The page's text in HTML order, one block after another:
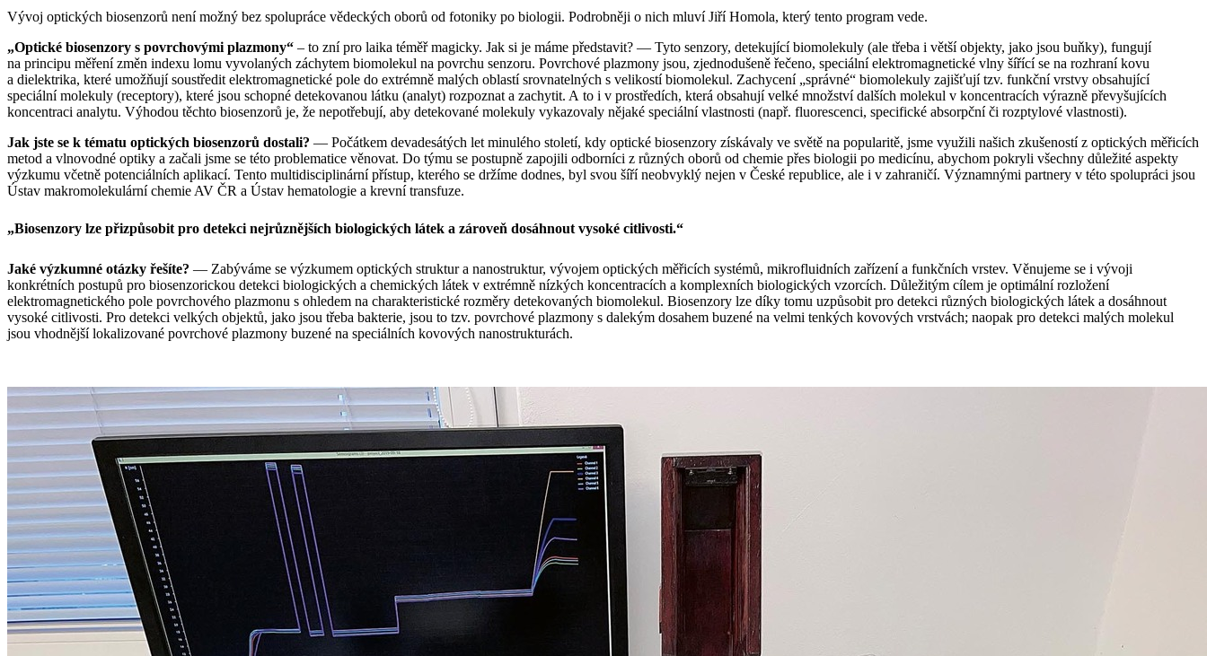
Vývoj optických biosenzorů není možný bez spolupráce vědeckých oborů od fotoniky po biologii. Podrobněji o nich mluví Jiří Homola, který tento program vede.
„Optické biosenzory s povrchovými plazmony“ – to zní pro laika téměř magicky. Jak si je máme představit? — Tyto senzory, detekující biomolekuly (ale třeba i větší objekty, jako jsou buňky), fungují
na principu měření změn indexu lomu vyvolaných záchytem biomolekul na povrchu senzoru. Povrchové plazmony jsou, zjednodušeně řečeno, speciální elektromagnetické vlny šířící se na rozhraní kovu
a dielektrika, které umožňují soustředit elektromagnetické pole do extrémně malých oblastí srovnatelných s velikostí biomolekul. Zachycení „správné“ biomolekuly zajišťují tzv. funkční vrstvy obsahující
speciální molekuly (receptory), které jsou schopné detekovanou látku (analyt) rozpoznat a zachytit. A to i v prostředích, která obsahují velké množství dalších molekul v koncentracích výrazně převyšujících
koncentraci analytu. Výhodou těchto biosenzorů je, že nepotřebují, aby detekované molekuly vykazovaly nějaké speciální vlastnosti (např. fluorescenci, specifické absorpční či rozptylové vlastnosti).
Jak jste se k tématu optických biosenzorů dostali? — Počátkem devadesátých let minulého století, kdy optické biosenzory získávaly ve světě na popularitě, jsme využili našich zkušeností z optických měřicích
metod a vlnovodné optiky a začali jsme se této problematice věnovat. Do týmu se postupně zapojili odborníci z různých oborů od chemie přes biologii po medicínu, abychom pokryli všechny důležité aspekty
výzkumu včetně potenciálních aplikací. Tento multidisciplinární přístup, kterého se držíme dodnes, byl svou šíří neobvyklý nejen v České republice, ale i v zahraničí. Významnými partnery v této spolupráci jsou
Ústav makromolekulární chemie AV ČR a Ústav hematologie a krevní transfuze.
„Biosenzory lze přizpůsobit pro detekci nejrůznějších biologických látek a zároveň dosáhnout vysoké citlivosti.“
Jaké výzkumné otázky řešíte? — Zabýváme se výzkumem optických struktur a nanostruktur, vývojem optických měřicích systémů, mikrofluidních zařízení a funkčních vrstev. Věnujeme se i vývoji
konkrétních postupů pro biosenzorickou detekci biologických a chemických látek v extrémně nízkých koncentracích a komplexních biologických vzorcích. Důležitým cílem je optimální rozložení
elektromagnetického pole povrchového plazmonu s ohledem na charakteristické rozměry detekovaných biomolekul. Biosenzory lze díky tomu uzpůsobit pro detekci různých biologických látek a dosáhnout
vysoké citlivosti. Pro detekci velkých objektů, jako jsou třeba bakterie, jsou to tzv. povrchové plazmony s dalekým dosahem buzené na velmi tenkých kovových vrstvách; naopak pro detekci malých molekul
jsou vhodnější lokalizované povrchové plazmony buzené na speciálních kovových nanostrukturách.